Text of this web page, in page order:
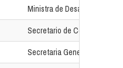
Ministra de Desarrollo
Secretario de Coordinación
Secretaria General de